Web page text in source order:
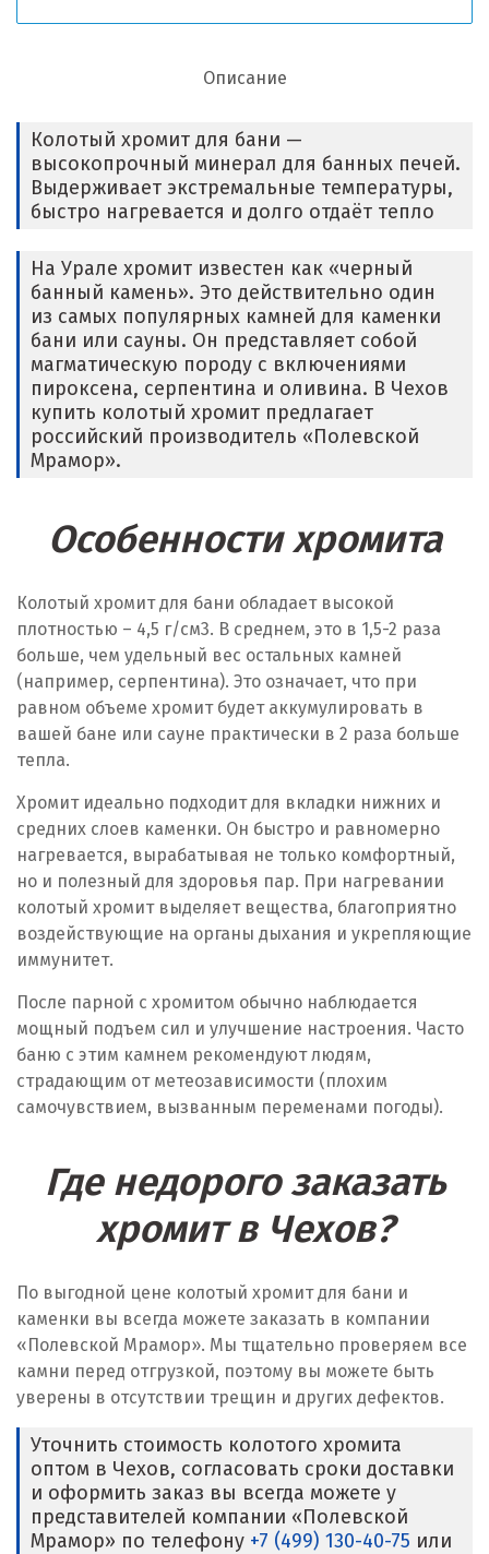
Описание
Колотый хромит для бани —
высокопрочный минерал для банных печей.
Выдерживает экстремальные температуры,
быстро нагревается и долго отдаёт тепло
На Урале хромит известен как «черный
банный камень». Это действительно один
из самых популярных камней для каменки
бани или сауны. Он представляет собой
магматическую породу с включениями
пироксена, серпентина и оливина. В Чехов
купить колотый хромит предлагает
российский производитель «Полевской
Мрамор».
Особенности хромита
Колотый хромит для бани обладает высокой
плотностью – 4,5 г/см3. В среднем, это в 1,5-2 раза
больше, чем удельный вес остальных камней
(например, серпентина). Это означает, что при
равном объеме хромит будет аккумулировать в
вашей бане или сауне практически в 2 раза больше
тепла.
Хромит идеально подходит для вкладки нижних и
средних слоев каменки. Он быстро и равномерно
нагревается, вырабатывая не только комфортный,
но и полезный для здоровья пар. При нагревании
колотый хромит выделяет вещества, благоприятно
воздействующие на органы дыхания и укрепляющие
иммунитет.
После парной с хромитом обычно наблюдается
мощный подъем сил и улучшение настроения. Часто
баню с этим камнем рекомендуют людям,
страдающим от метеозависимости (плохим
самочувствием, вызванным переменами погоды).
Где недорого заказать
хромит в Чехов?
По выгодной цене колотый хромит для бани и
каменки вы всегда можете заказать в компании
«Полевской Мрамор». Мы тщательно проверяем все
камни перед отгрузкой, поэтому вы можете быть
уверены в отсутствии трещин и других дефектов.
Уточнить стоимость колотого хромита
оптом в Чехов, согласовать сроки доставки
и оформить заказ вы всегда можете у
представителей компании «Полевской
Мрамор» по телефону +7 (499) 130-40-75 или